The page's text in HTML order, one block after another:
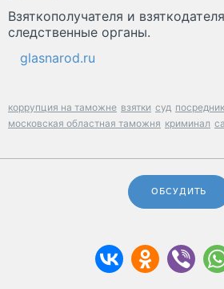
Взяткополучателя и
следственные органы.
glasnarod.ru
коррупция на таможне взятки суд
московская областная таможня криминал
ОБСУДИТЬ